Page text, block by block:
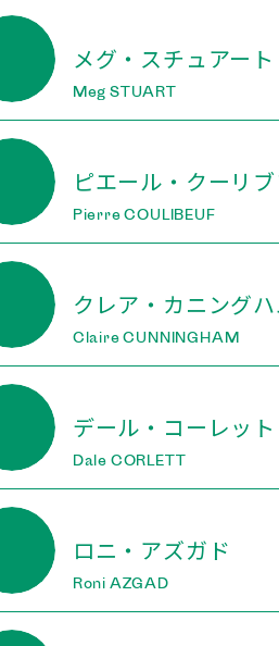
メグ・スチュアート
Meg STUART
ピエール・クーリブ
Pierre COULIBEUF
クレア・カニング
Claire CUNNINGHAM
デール・コーレット
Dale CORLETT
ロニ・アズガド
Roni AZGAD